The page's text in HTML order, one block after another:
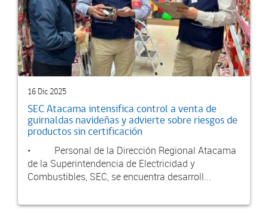
16 Dic 2025
SEC Atacama intensifica control a venta de
guirnaldas navideñas y advierte sobre riesgos de
productos sin certificación
• Personal de la Dirección Regional Atacama
de la Superintendencia de Electricidad y
Combustibles, SEC, se encuentra desarroll...